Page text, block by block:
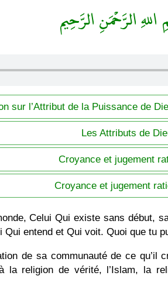
الرَّحْمَنِ الرَّحِيم
sur l’Attribut de la Puissance de
Les Attributs de
Croyance et jugement
Croyance et jugement
Celui Qui existe sans début,
entend et Qui voit. Quoi que tu
de sa communauté de ce
la religion de vérité, l’Islam, la